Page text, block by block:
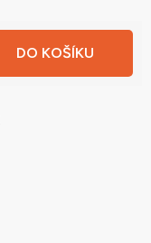
DO KOŠÍKU